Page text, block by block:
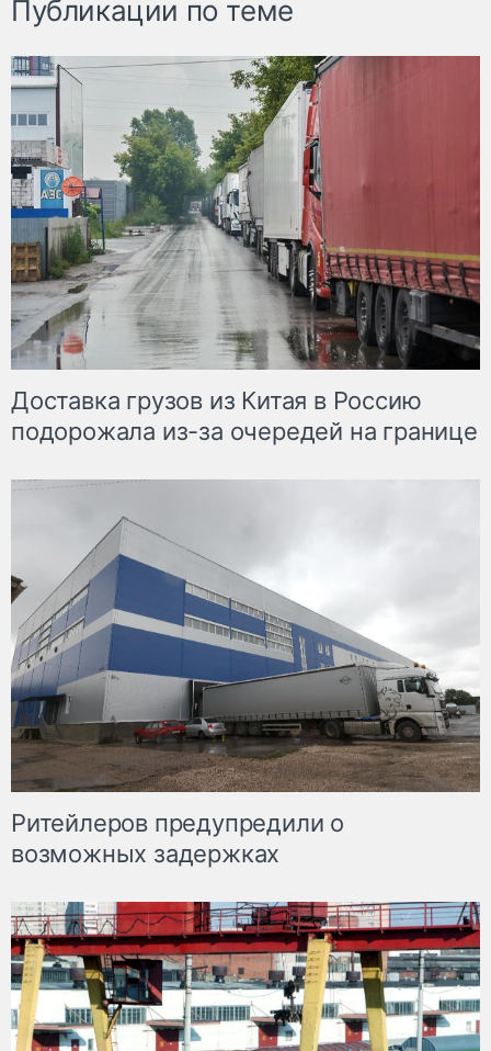
Публикации по теме
Доставка грузов из Китая в Россию
подорожала из-за очередей на границе
Ритейлеров предупредили о
возможных задержках